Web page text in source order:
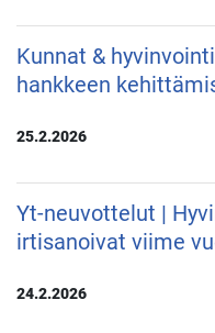
Kunnat &
hankkeen
25.2.2026
Yt-neuvottelut |
irtisanoivat viime
24.2.2026